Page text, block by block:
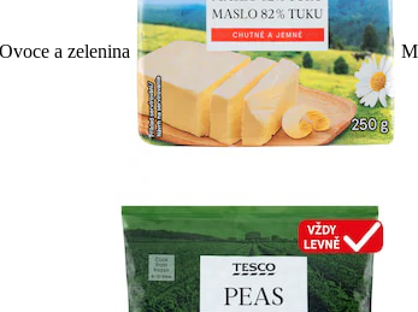
Ovoce a zelenina